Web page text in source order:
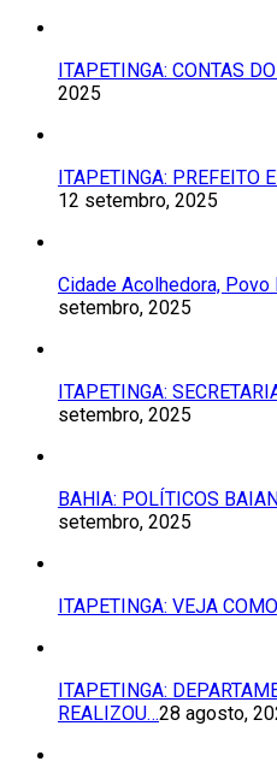
ITAPETINGA: CONTAS
2025
ITAPETINGA: PREFEITO
12 setembro, 2025
Cidade Acolhedora,
setembro, 2025
ITAPETINGA:
setembro, 2025
BAHIA: POLÍTICOS
setembro, 2025
ITAPETINGA: VEJA
ITAPETINGA:
REALIZOU…28 agosto,